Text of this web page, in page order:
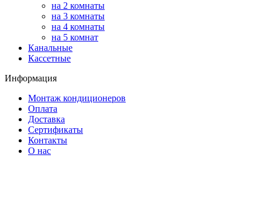
на 2 комнаты
на 3 комнаты
на 4 комнаты
на 5 комнат
Канальные
Кассетные
Информация
Монтаж кондиционеров
Оплата
Доставка
Сертификаты
Контакты
О нас